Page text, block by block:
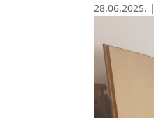
28.06.2025. |